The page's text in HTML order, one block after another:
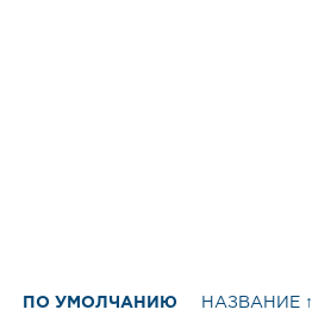
ПО УМОЛЧАНИЮ НАЗВАНИЕ ↑